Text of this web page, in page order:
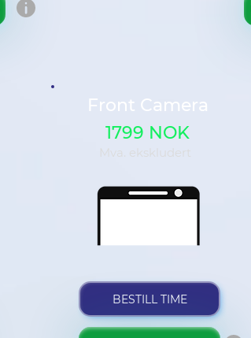
Front Camera
1799 NOK
Mva. ekskludert
BESTILL TIME